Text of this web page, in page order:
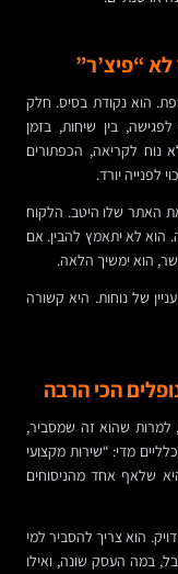
“פיצ’ר”
הוא נקודת בסיס. חלק
בין שיחות, בזמן
לקריאה, הכפתורים
לפנייה יורד.
האתר שלו היטב. הלקוח
הוא לא יתאמץ להבין. אם
הוא ימשיך הלאה.
של נוחות. היא קשורה
הכי הרבה
למרות שהוא זה שמסביר,
מדי: “שירות מקצועי
שלאף אחד מהניסוחים
הוא צריך להסביר למי
במה העסק שונה, ואילו